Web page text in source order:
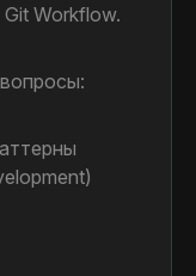
Workflow.